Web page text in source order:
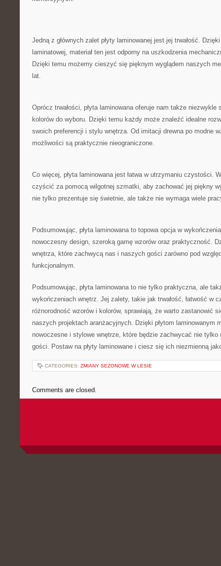
Jedną ​z głównych zalet płyty laminowanej jest jej ‌trwałość.
laminatowej, materiał ten jest odporny na ‍uszkodzenia
⁤Dzięki temu możemy cieszyć‌ się ‌pięknym wyglądem ⁢naszych
lat.
Oprócz​ trwałości, płyta laminowana ⁣oferuje nam‌ także⁣ niezwykle
kolorów ​do wyboru.​ Dzięki temu każdy może⁣ znaleźć⁢ idealne
swoich preferencji i stylu wnętrza. Od imitacji drewna ⁤po modne
możliwości ‌są praktycznie nieograniczone.
Co⁣ więcej, płyta laminowana jest łatwa ⁣w utrzymaniu ⁢czystości.
⁢czyścić za pomocą wilgotnej⁤ szmatki, aby zachować jej piękny‌
nie ​tylko prezentuje ‍się ‌świetnie,‌ ale także⁢ nie wymaga‍ wiele
Podsumowując, płyta laminowana to‌ topowa ​opcja⁤ w
nowoczesny design, szeroką gamę wzorów oraz praktyczność.
wnętrza, które​ zachwycą nas i naszych gości zarówno⁣ pod
funkcjonalnym.
Podsumowując, płyta laminowana to nie tylko ‌praktyczna, ale
wykończeniach ‌wnętrz. Jej ⁤zalety, takie ​jak trwałość,⁤ łatwość w⁣
różnorodność wzorów ‌i kolorów, sprawiają, że warto zastanowić
naszych projektach‌ aranżacyjnych. ‍Dzięki płytom laminowanym
⁤nowoczesne i ⁢stylowe​ wnętrze, które ‌będzie‍ zachwycać nie​
gości. Postaw na płyty ⁢laminowane⁤ i⁤ ciesz się ich niezmienną
CATEGORIES: ZMIANY SEZONOWE W LESIE
Comments are closed.